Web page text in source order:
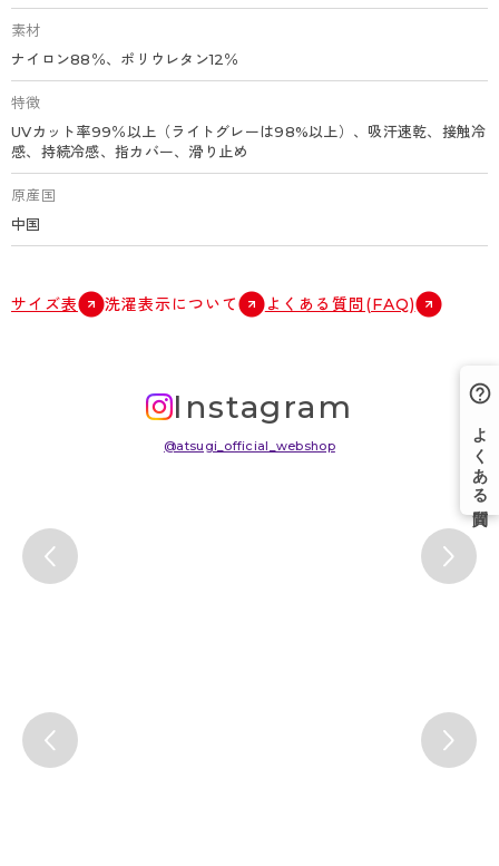
素材
ナイロン88％、ポリウレタン12％
特徴
UVカット率99％以上（ライトグレーは98%以上）、吸汗速乾、接触冷
感、持続冷感、指カバー、滑り止め
原産国
中国
サイズ表 洗濯表示について よくある質問(FAQ)
Instagram
@atsugi_official_webshop